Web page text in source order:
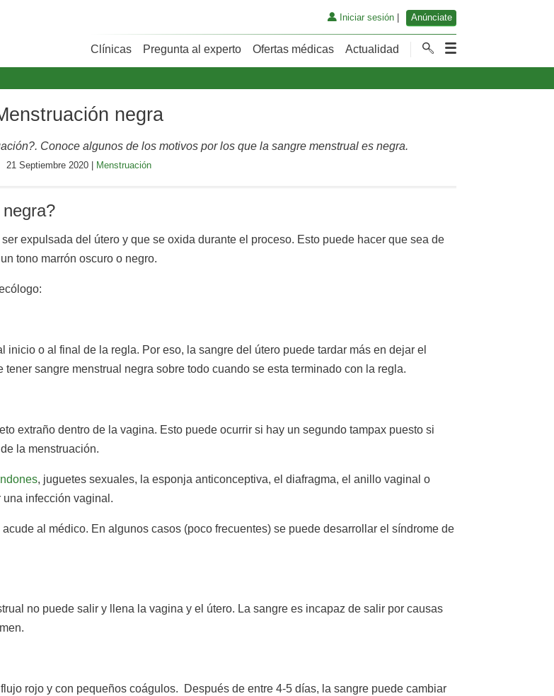
Iniciar sesión| Anúnciate
Clínicas Pregunta al experto Ofertas médicas Actualidad
negra
Conoce algunos de los motivos por los que la sangre menstrual es negra.
21 Septiembre 2020 | Menstruación
expulsada del útero y que se oxida durante el proceso. Esto puede hacer que sea de
tono marrón oscuro o negro.
inicio o al final de la regla. Por eso, la sangre del útero puede tardar más en dejar el
sangre menstrual negra sobre todo cuando se esta terminado con la regla.
extraño dentro de la vagina. Esto puede ocurrir si hay un segundo tampax puesto si
la menstruación.
, juguetes sexuales, la esponja anticonceptiva, el diafragma, el anillo vaginal o
infección vaginal.
al médico. En algunos casos (poco frecuentes) se puede desarrollar el síndrome de
no puede salir y llena la vagina y el útero. La sangre es incapaz de salir por causas
rojo y con pequeños coágulos. Después de entre 4-5 días, la sangre puede cambiar